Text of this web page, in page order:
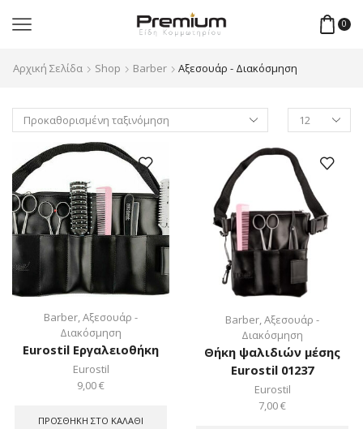
0
Αρχική Σελίδα Shop Barber Αξεσουάρ - Διακόσμηση
Products
per
Barber,Αξεσουάρ -
Διακόσμηση
Eurostil Εργαλειοθήκη
Eurostil
9,00€
ΠΡΟΣΘΉΚΗ ΣΤΟ ΚΑΛΆΘΙ
Barber,Αξεσουάρ -
Διακόσμηση
Θήκη ψαλιδιών μέσης
Eurostil 01237
Eurostil
7,00€